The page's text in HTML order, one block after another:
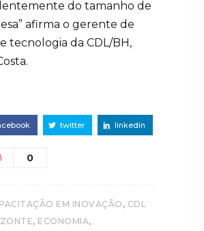
do tamanho de
afirma o gerente de
tecnologia da CDL/BH,
twitter linkedin
0
EM INOVAÇÃO, CDL
, ECONOMIA,